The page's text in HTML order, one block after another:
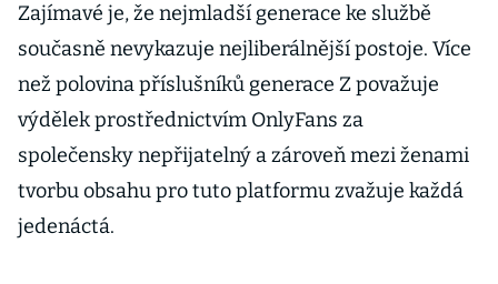
Zajímavé je, že nejmladší generace ke službě
současně nevykazuje nejliberálnější postoje. Více
než polovina příslušníků generace Z považuje
výdělek prostřednictvím OnlyFans za
společensky nepřijatelný a zároveň mezi ženami
tvorbu obsahu pro tuto platformu zvažuje každá
jedenáctá.